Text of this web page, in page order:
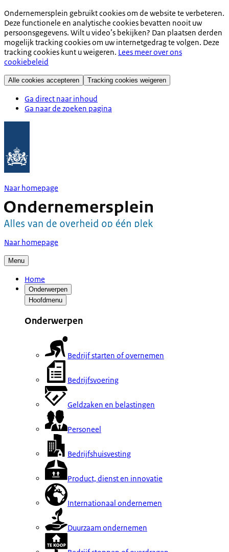
Ondernemersplein gebruikt cookies om de website te verbeteren.
Deze functionele en analytische cookies bevatten nooit uw
persoonsgegevens. Wilt u video’s bekijken? Dan plaatsen derden
mogelijk tracking cookies om uw internetgedrag te volgen. Deze
tracking cookies kunt u weigeren. Lees meer over ons
cookiebeleid
Alle cookies accepteren Tracking cookies weigeren
Ga direct naar inhoud
Ga naar de zoeken pagina
Naar homepage
Naar homepage
Menu
Home
Onderwerpen
Hoofdmenu
Onderwerpen
Bedrijf starten of overnemen
Bedrijfsvoering
Geldzaken en belastingen
Personeel
Bedrijfshuisvesting
Product, dienst en innovatie
Internationaal ondernemen
Duurzaam ondernemen